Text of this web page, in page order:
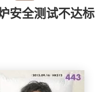
安全测试不达标